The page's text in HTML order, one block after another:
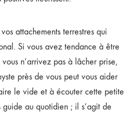
attachements terrestres qui
Si vous avez tendance à être
n’arrivez pas à lâcher prise,
près de vous peut vous aider
le vide et à écouter cette petite
au quotidien ; il s’agit de